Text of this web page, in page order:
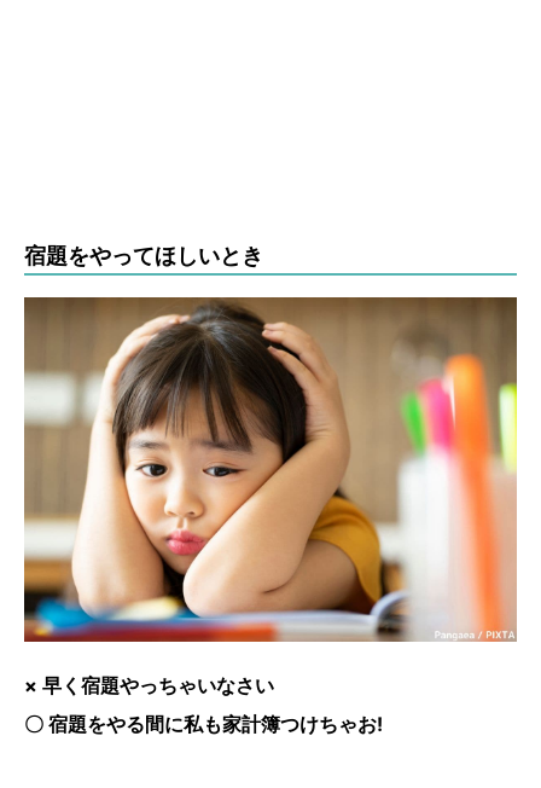
宿題をやってほしいとき
× 早く宿題やっちゃいなさい
〇 宿題をやる間に私も家計簿つけちゃお!